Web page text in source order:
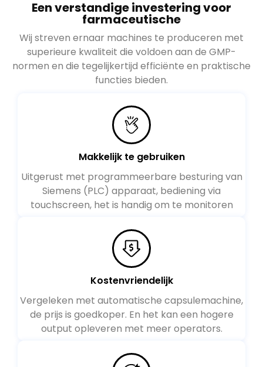
Een verstandige investering voor
farmaceutische
Wij streven ernaar machines te produceren met
superieure kwaliteit die voldoen aan de GMP-
normen en die tegelijkertijd efficiënte en praktische
functies bieden.
Makkelijk te gebruiken
Uitgerust met programmeerbare besturing van
Siemens (PLC) apparaat, bediening via
touchscreen, het is handig om te monitoren
Kostenvriendelijk
Vergeleken met automatische capsulemachine,
de prijs is goedkoper. En het kan een hogere
output opleveren met meer operators.